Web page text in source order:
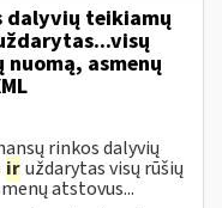
dalyvių teikiamų
asmenų
rinkos dalyvių
iruždarytas visų rūšių
atstovus...